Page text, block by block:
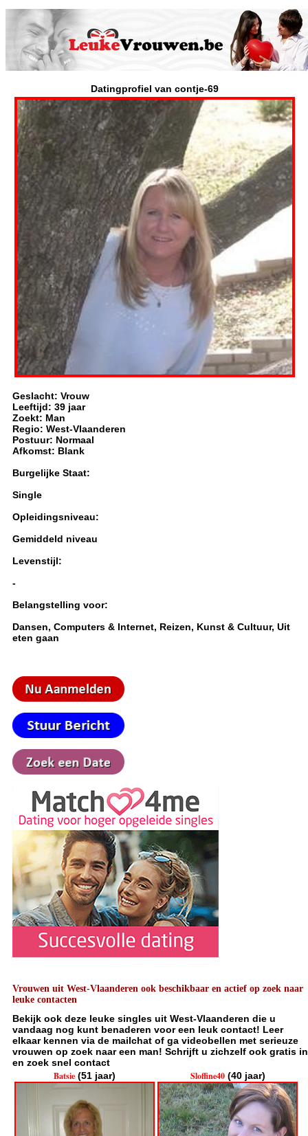
Datingprofiel van contje-69
Geslacht: Vrouw
Leeftijd: 39 jaar
Zoekt: Man
Regio: West-Vlaanderen
Postuur: Normaal
Afkomst: Blank
Burgelijke Staat:
Single
Opleidingsniveau:
Gemiddeld niveau
Levenstijl:
-
Belangstelling voor:
Dansen, Computers & Internet, Reizen, Kunst & Cultuur, Uit
eten gaan
Vrouwen uit West-Vlaanderen ook beschikbaar en actief op zoek naar
leuke contacten
Bekijk ook deze leuke singles uit West-Vlaanderen die u
vandaag nog kunt benaderen voor een leuk contact! Leer
elkaar kennen via de mailchat of ga videobellen met serieuze
vrouwen op zoek naar een man! Schrijft u zichzelf ook gratis in
en zoek snel contact
Batsie (51 jaar) Sloffine40(40 jaar)